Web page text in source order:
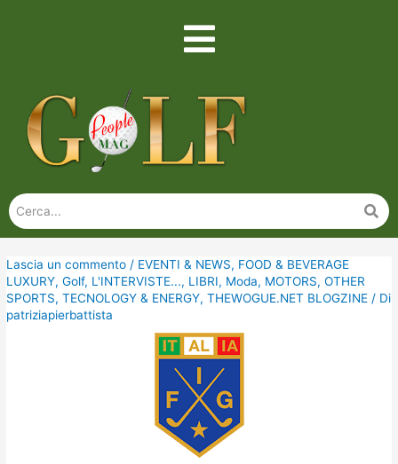
Lascia un commento / EVENTI & NEWS, FOOD & BEVERAGE
LUXURY,Golf, L'INTERVISTE..., LIBRI, Moda, MOTORS,OTHER
SPORTS,TECNOLOGY & ENERGY,THEWOGUE.NET BLOGZINE / Di
patriziapierbattista